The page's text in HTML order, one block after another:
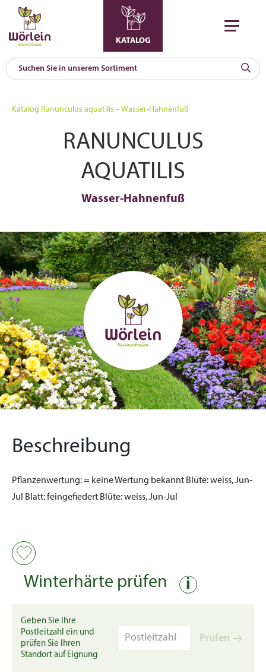
KATALOG
Katalog Ranunculus aquatilis – Wasser-Hahnenfuß
RANUNCULUS
AQUATILIS
Wasser-Hahnenfuß
Beschreibung
Pflanzenwertung:= keine Wertung bekannt Blüte:weiss, Jun-
Jul
Blatt:feingefiedert Blüte:weiss, Jun-Jul
Winterhärte prüfen i
Geben Sie Ihre
Postleitzahl ein und
prüfen Sie Ihren
Standort auf Eignung
Prüfen